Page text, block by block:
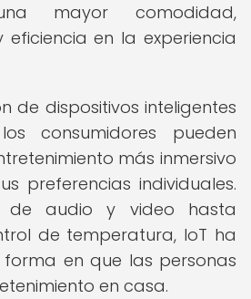
mayor comodidad,
eficiencia en la experiencia
de dispositivos inteligentes
consumidores pueden
más inmersivo
preferencias individuales.
de audio y video hasta
de temperatura, IoT ha
en que las personas
en casa.